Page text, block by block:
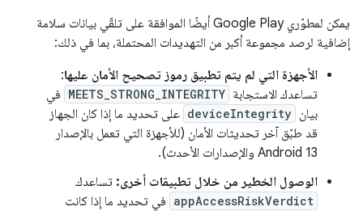
يمكن لمطوّري Google Play أيضًا الموافقة على تلقّي بيانات سلامة
إضافية لرصد مجموعة أكبر من التهديدات المحتملة، بما في ذلك:
الأجهزة التي لم يتم تطبيق رموز تصحيح الأمان عليها:
تساعدك الاستجابة MEETS_STRONG_INTEGRITY في
بيان deviceIntegrity على تحديد ما إذا كان الجهاز
قد طبّق آخر تحديثات الأمان (للأجهزة التي تعمل بالإصدار
Android 13 والإصدارات الأحدث).
الوصول الخطير من خلال تطبيقات أخرى: تساعدك
appAccessRiskVerdict في تحديد ما إذا كانت